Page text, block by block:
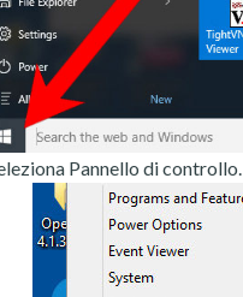
Pannello di controllo.